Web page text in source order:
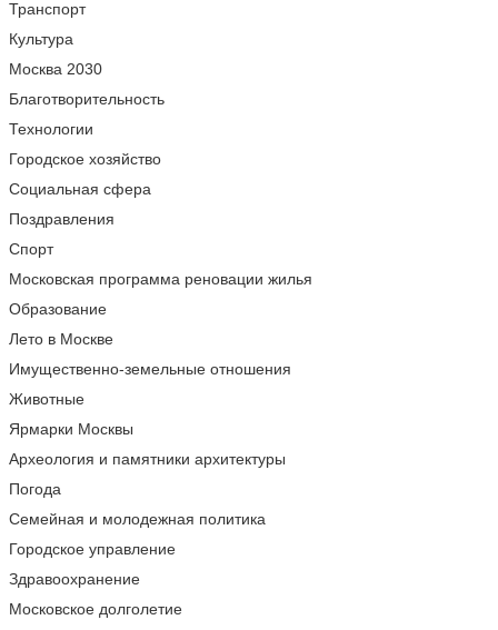
Транспорт
Культура
Москва 2030
Благотворительность
Технологии
Городское хозяйство
Социальная сфера
Поздравления
Спорт
Московская программа реновации жилья
Образование
Лето в Москве
Имущественно-земельные отношения
Животные
Ярмарки Москвы
Археология и памятники архитектуры
Погода
Семейная и молодежная политика
Городское управление
Здравоохранение
Московское долголетие